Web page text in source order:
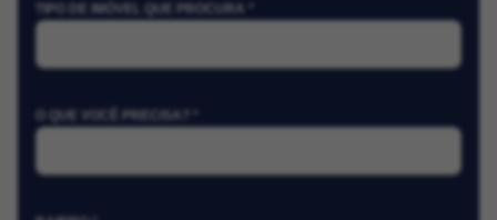
TIPO DE IMÓVEL QUE PROCURA *
O QUE VOCÊ PRECISA? *